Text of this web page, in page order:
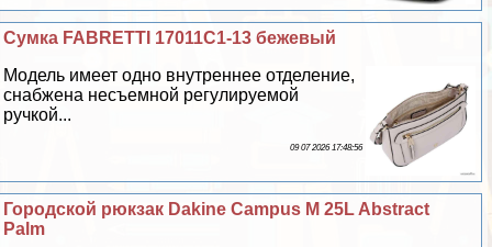
Сумка FABRETTI 17011C1-13 бежевый
Модель имеет одно внутреннее отделение,
снабжена несъемной регулируемой
ручкой...
09 07 2026 17:48:56
Городской рюкзак Dakine Campus M 25L Abstract
Palm